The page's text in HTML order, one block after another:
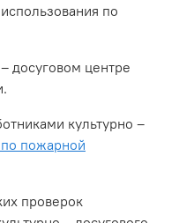
по
досуговом центре
культурно –
пожарной
проверок